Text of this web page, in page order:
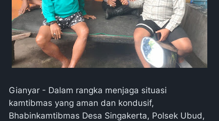
Gianyar - Dalam rangka menjaga situasi
kamtibmas yang aman dan kondusif,
Bhabinkamtibmas Desa Singakerta, Polsek Ubud,